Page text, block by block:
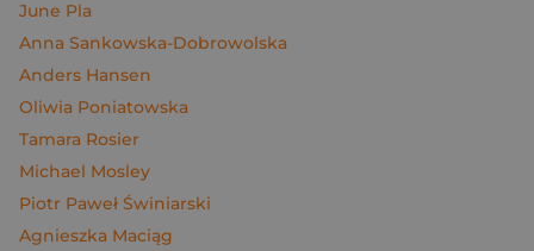
June Pla
Anna Sankowska-Dobrowolska
Anders Hansen
Oliwia Poniatowska
Tamara Rosier
Michael Mosley
Piotr Paweł Świniarski
Agnieszka Maciąg